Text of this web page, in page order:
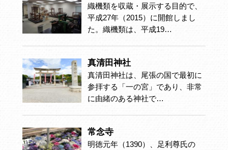
織機類を収蔵・展示する目的で、
平成27年（2015）に開館しまし
た。織機類は、平成19…
真清田神社
真清田神社は、尾張の国で最初に
参拝する「一の宮」であり、非常
に由緒のある神社で…
常念寺
明徳元年（1390）、足利尊氏の